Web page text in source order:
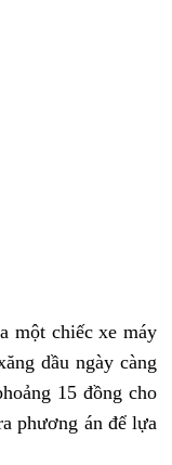
một chiếc xe máy
dầu ngày càng
15 đồng cho
phương án để lựa